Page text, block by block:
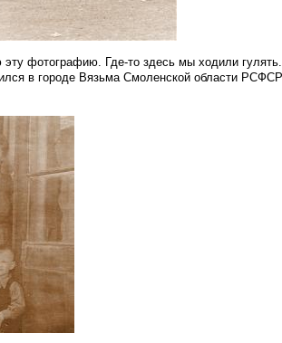
фотографию. Где-то здесь мы ходили
в городе Вязьма Смоленской области